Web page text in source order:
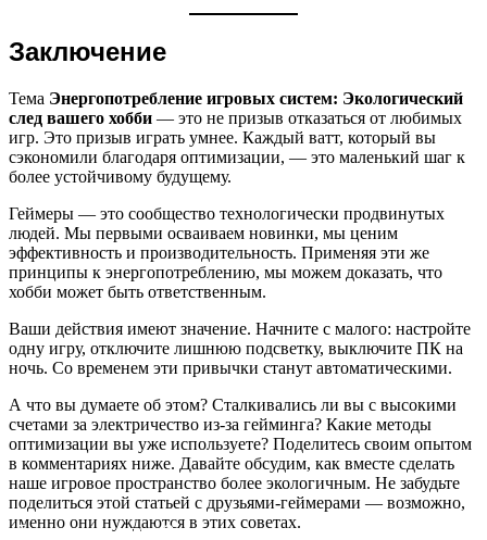
Заключение
Тема Энергопотребление игровых систем: Экологический
след вашего хобби — это не призыв отказаться от любимых
игр. Это призыв играть умнее. Каждый ватт, который вы
сэкономили благодаря оптимизации, — это маленький шаг к
более устойчивому будущему.
Геймеры — это сообщество технологически продвинутых
людей. Мы первыми осваиваем новинки, мы ценим
эффективность и производительность. Применяя эти же
принципы к энергопотреблению, мы можем доказать, что
хобби может быть ответственным.
Ваши действия имеют значение. Начните с малого: настройте
одну игру, отключите лишнюю подсветку, выключите ПК на
ночь. Со временем эти привычки станут автоматическими.
А что вы думаете об этом? Сталкивались ли вы с высокими
счетами за электричество из-за гейминга? Какие методы
оптимизации вы уже используете? Поделитесь своим опытом
в комментариях ниже. Давайте обсудим, как вместе сделать
наше игровое пространство более экологичным. Не забудьте
поделиться этой статьей с друзьями-геймерами — возможно,
именно они нуждаются в этих советах.
Генерация ассетов: Этика использования ИИ-арта в инди-